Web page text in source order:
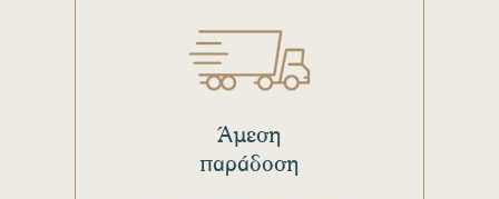
Άμεση
παράδοση